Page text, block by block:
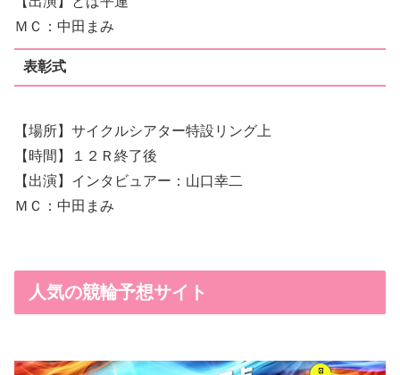
ＭＣ：中田まみ
表彰式
【場所】サイクルシアター特設リング上
【時間】１２Ｒ終了後
【出演】インタビュアー：山口幸二
ＭＣ：中田まみ
人気の競輪予想サイト